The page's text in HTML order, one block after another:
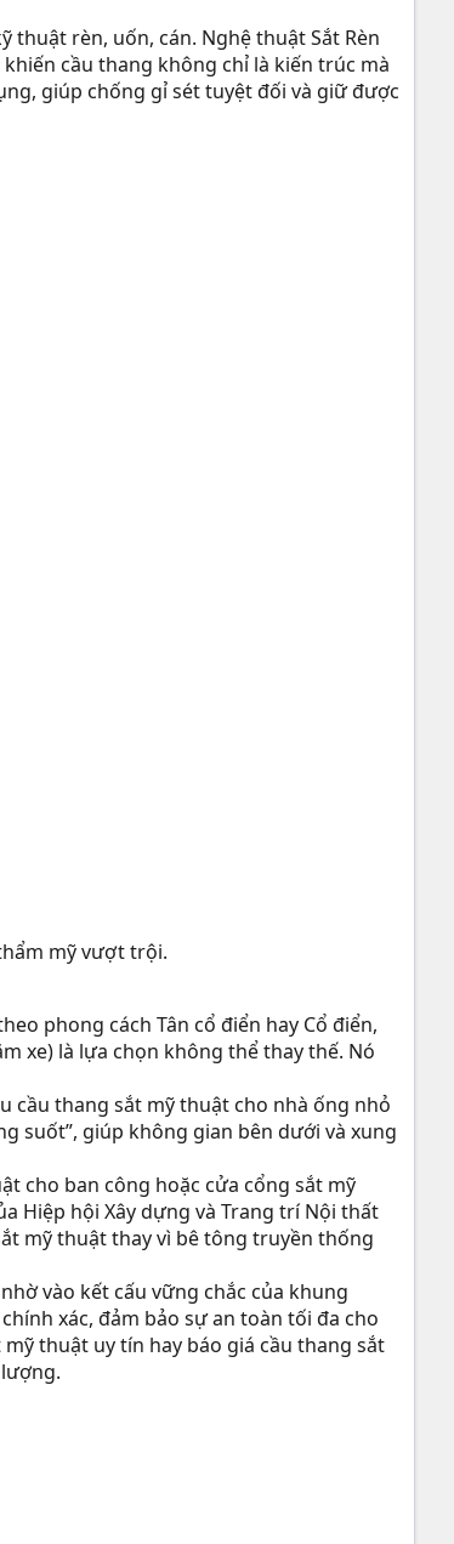
rèn, uốn, cán. Nghệ thuật Sắt Rèn
cầu thang không chỉ là kiến trúc mà
giúp chống gỉ sét tuyệt đối và giữ được
mỹ vượt trội.
phong cách Tân cổ điển hay Cổ điển,
xe) là lựa chọn không thể thay thế. Nó
cầu thang sắt mỹ thuật cho nhà ống nhỏ
suốt”, giúp không gian bên dưới và xung
cho ban công hoặc cửa cổng sắt mỹ
Hiệp hội Xây dựng và Trang trí Nội thất
mỹ thuật thay vì bê tông truyền thống
vào kết cấu vững chắc của khung
xác, đảm bảo sự an toàn tối đa cho
thuật uy tín hay báo giá cầu thang sắt